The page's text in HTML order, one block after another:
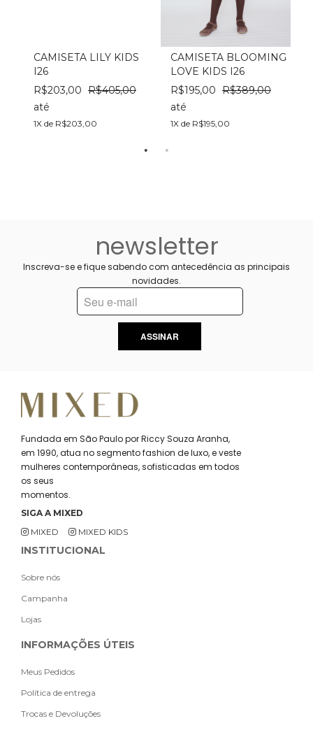
CAMISETA LILY KIDS
I26
R$203,00 R$405,00
até
1X de R$203,00
CAMISETA BLOOMING
LOVE KIDS I26
R$195,00 R$389,00
até
1X de R$195,00
newsletter
Inscreva-se e fique sabendo com antecedência as principais
novidades.
ASSINAR
Fundada em São Paulo por Riccy Souza Aranha,
em 1990, atua no segmento fashion de luxo, e veste
mulheres contemporâneas, sofisticadas em todos
os seus
momentos.
SIGA A MIXED
MIXED
MIXED KIDS
INSTITUCIONAL
Sobre nós
Campanha
Lojas
INFORMAÇÕES ÚTEIS
Meus Pedidos
Política de entrega
Trocas e Devoluções